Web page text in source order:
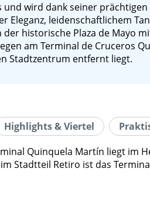
wird dank seiner
Eleganz, leidenschaftlichem
historische Plaza de Mayo
am Terminal de Cruceros
Stadtzentrum entfernt liegt.
Highlights & Viertel
Quinquela Martín liegt
Stadtteil Retiro ist das